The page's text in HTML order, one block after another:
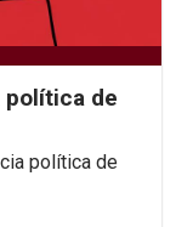
política de
política de